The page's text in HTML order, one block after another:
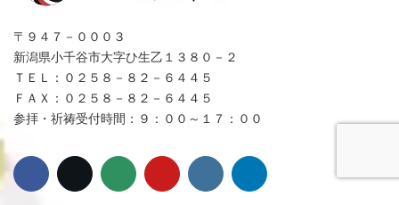
〒９４７－０００３
新潟県小千谷市大字ひ生乙１３８０－２
ＴＥＬ：０２５８－８２－６４４５
ＦＡＸ：０２５８－８２－６４４５
参拝・祈祷受付時間：９：００～１７：００